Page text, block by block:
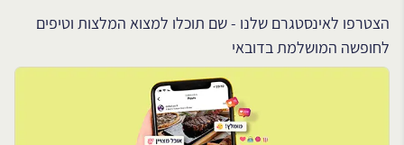
הצטרפו לאינסטגרם שלנו - שם תוכלו למצוא המלצות וטיפים
לחופשה המושלמת בדובאי